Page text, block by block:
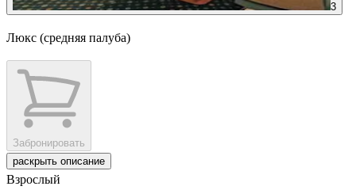
3
Люкс (средняя палуба)
Забронировать
раскрыть описание
Взрослый